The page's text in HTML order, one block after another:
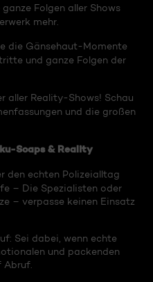
Folgen aller Shows
mehr.
die Gänsehaut-Momente
und ganze Folgen der
aller Reality-Shows! Schau
und die großen
Soaps & Reality
den echten Polizeialltag
– Die Spezialisten oder
– verpasse keinen Einsatz
Sei dabei, wenn echte
und packenden
Abruf.